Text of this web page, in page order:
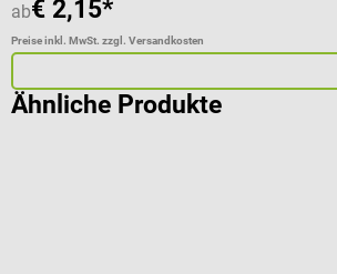
ab€ 2,15*
Preise inkl. MwSt. zzgl. Versandkosten
Ähnliche Produkte